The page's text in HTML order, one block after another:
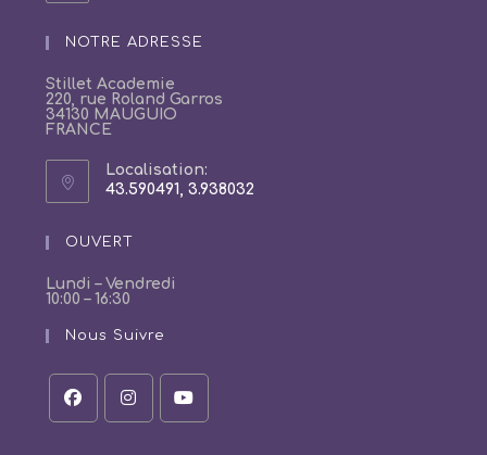
NOTRE ADRESSE
Stillet Academie
220, rue Roland Garros
34130 MAUGUIO
FRANCE
Localisation:
43.590491, 3.938032
un
nouvel
OUVERT
Lundi – Vendredi
10:00 – 16:30
Nous Suivre